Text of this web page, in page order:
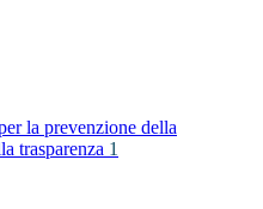
la prevenzione della
trasparenza 1